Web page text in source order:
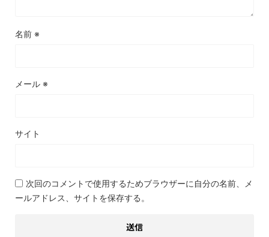
名前 ※
メール ※
サイト
次回のコメントで使用するためブラウザーに自分の名前、メ
ールアドレス、サイトを保存する。